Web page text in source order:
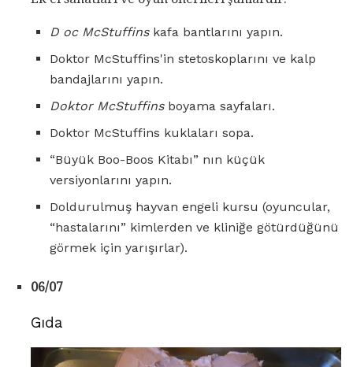
D oc McStuffinskafa bantlarını yapın.
Doktor McStuffins'in stetoskoplarını ve kalp
bandajlarını yapın.
Doktor McStuffinsboyama sayfaları.
Doktor McStuffins kuklaları sopa.
“Büyük Boo-Boos Kitabı” nın küçük
versiyonlarını yapın.
Doldurulmuş hayvan engeli kursu (oyuncular,
“hastalarını” kimlerden ve kliniğe götürdüğünü
görmek için yarışırlar).
06/07
Gıda